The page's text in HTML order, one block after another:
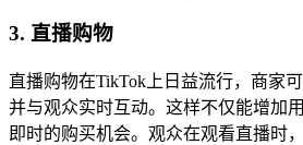
3. 直播购物
直播购物在TikTok上日益流行，商家
并与观众实时互动。这样不仅能增加
即时的购买机会。观众在观看直播时